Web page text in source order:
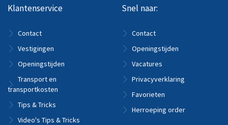
Klantenservice
Contact
Vestigingen
Openingstijden
Transport en
transportkosten
Tips & Tricks
Video's Tips & Tricks
Snel naar:
Contact
Openingstijden
Vacatures
Privacyverklaring
Favorieten
Herroeping order